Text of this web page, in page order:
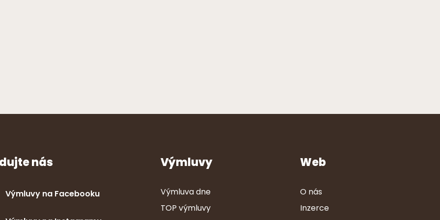
nás
Výmluvy na Facebooku
Výmluvy
Výmluva dne
TOP výmluvy
Web
O nás
Inzerce